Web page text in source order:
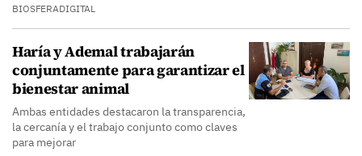
BIOSFERADIGITAL
Haría y Ademal trabajarán
conjuntamente para garantizar el
bienestar animal
Ambas entidades destacaron la transparencia,
la cercanía y el trabajo conjunto como claves
para mejorar